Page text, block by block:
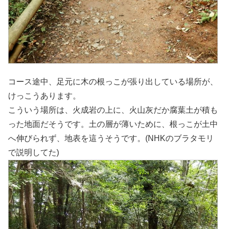
コース途中、足元に木の根っこが張り出している場所が、
けっこうあります。
こういう場所は、火成岩の上に、火山灰だか腐葉土が積も
った地面だそうです。土の層が薄いために、根っこが土中
へ伸びられず、地表を這うそうです。(NHKのブラタモリ
で説明してた)